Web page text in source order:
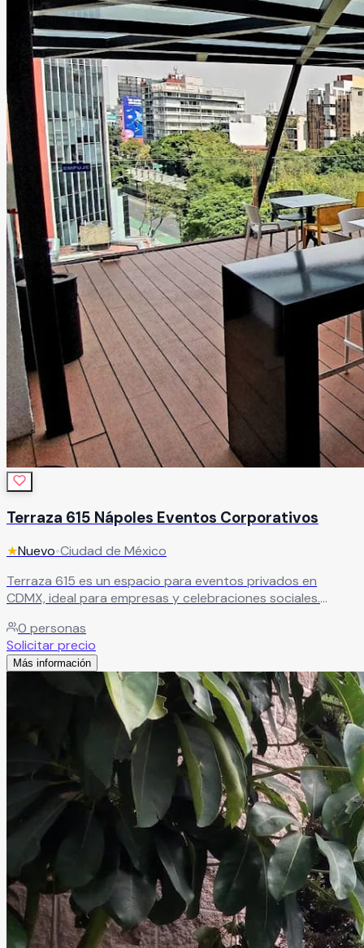
Terraza 615 Nápoles Eventos Corporativos
★Nuevo•Ciudad de México
Terraza 615 es un espacio para eventos privados en
CDMX, ideal para empresas y celebraciones sociales.
estratégica sobre Av. Insurgentes en la colonia Nápoles,
con fácil acceso en transporte público. Perfecto para
eventos cómodos, bien ubicados y funcionales.
0 personas
Solicitar precio
Más información